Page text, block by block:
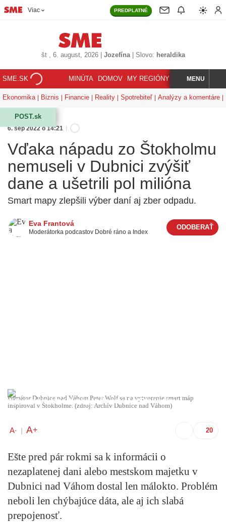
Viac PREDPLATNÉ
št, 6. august, 2026| Jozefína| Slovo: heraldika
SME.SK MINÚTA DOMOV MY REGIÓNY KORZÁR
HĽADAJMENU
Ekonomika Biznis Financie Reality Spotrebiteľ Analýzy a komentáre
POST.sk
6. sep 2022 o 14:21
Vďaka nápadu zo Štokholmu
nemuseli v Dubnici zvýšiť
dane a ušetrili pol milióna
Smart mapy zlepšili výber daní aj zber odpadu.
Eva Frantová
Moderátorka podcastov Dobré ráno a Index
Primátor Dubnice nad Váhom Peter Wolf sa na vytvorenie smart máp
inšpiroval v Štokholme. (zdroj: Archív Dubnice nad Váhom)
A- A+
Ešte pred pár rokmi sa k informácii o
nezaplatenej dani alebo mestskom majetku v
Dubnici nad Váhom dostal len málokto. Problém
neboli len chýbajúce dáta, ale aj ich slabá
prepojenosť.